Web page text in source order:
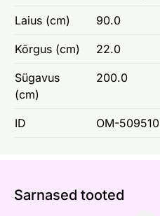
Laius (cm) 90.0
Kõrgus (cm) 22.0
Sügavus
(cm)
200.0
ID OM-509510
Sarnased tooted